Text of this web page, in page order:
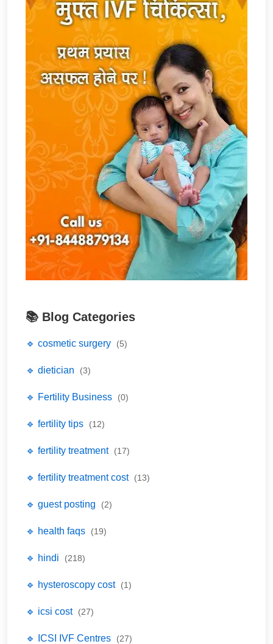
📚 Blog Categories
🔹 cosmetic surgery (5)
🔹 dietician (3)
🔹 Fertility Business (0)
🔹 fertility tips (12)
🔹 fertility treatment (17)
🔹 fertility treatment cost (13)
🔹 guest posting (2)
🔹 health faqs (19)
🔹 hindi (218)
🔹 hysteroscopy cost (1)
🔹 icsi cost (27)
🔹 ICSI IVF Centres (27)